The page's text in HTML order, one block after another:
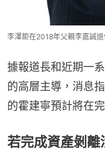
李澤鉅在2018年父親李嘉誠退
據報道長和近期一
的高層主導，消息
的霍建寧預計將在
若完成資產剝